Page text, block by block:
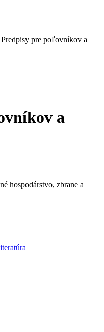
Predpisy pre poľovníkov a
a
hospodárstvo, zbrane a